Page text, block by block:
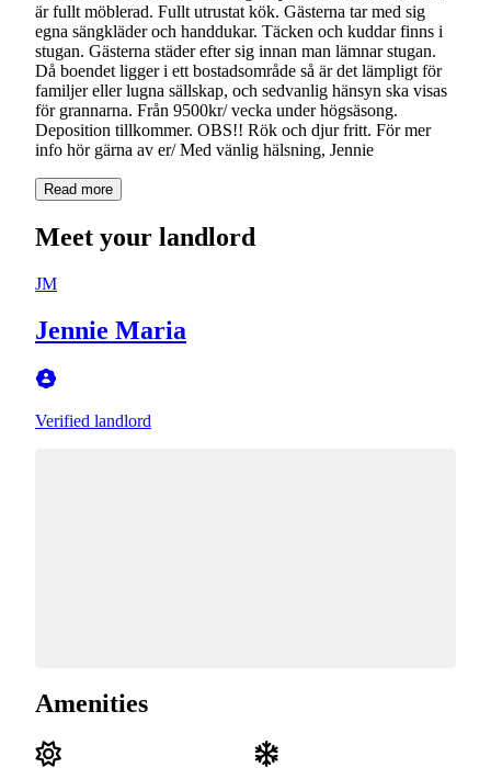
är fullt möblerad. Fullt utrustat kök. Gästerna tar med sig
egna sängkläder och handdukar. Täcken och kuddar finns i
stugan. Gästerna städer efter sig innan man lämnar stugan.
Då boendet ligger i ett bostadsområde så är det lämpligt för
familjer eller lugna sällskap, och sedvanlig hänsyn ska visas
för grannarna. Från 9500kr/ vecka under högsäsong.
Deposition tillkommer. OBS!! Rök och djur fritt. För mer
info hör gärna av er/ Med vänlig hälsning, Jennie
Read more
Meet your landlord
JM
Jennie Maria
Verified landlord
Amenities